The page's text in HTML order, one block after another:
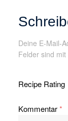
Deine E-Mail-
Felder sind mit
Recipe Rating
Kommentar*